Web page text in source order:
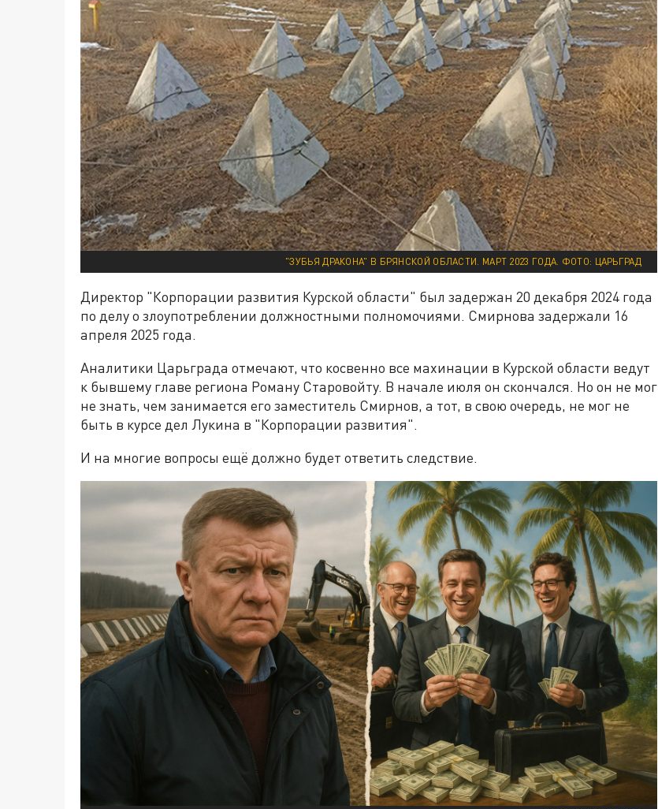
"ЗУБЬЯ ДРАКОНА" В БРЯНСКОЙ ОБЛАСТИ. МАРТ 2023 ГОДА. ФОТО: ЦАРЬГРАД
Директор "Корпорации развития Курской области" был задержан 20 декабря 2024 года
по делу о злоупотреблении должностными полномочиями. Смирнова задержали 16
апреля 2025 года.
Аналитики Царьграда отмечают, что косвенно все махинации в Курской области ведут
к бывшему главе региона Роману Старовойту. В начале июля он скончался. Но он не мог
не знать, чем занимается его заместитель Смирнов, а тот, в свою очередь, не мог не
быть в курсе дел Лукина в "Корпорации развития".
И на многие вопросы ещё должно будет ответить следствие.